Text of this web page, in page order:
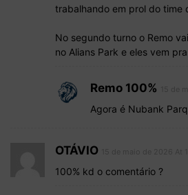
trabalhando em prol do time
No segundo turno o Remo
no Alians Park e eles vem
Remo 100%
Agora é Nubank
OTÁVIO
100% kd o comentário ?